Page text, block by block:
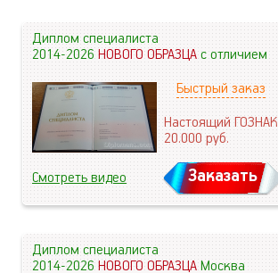
Диплом специалиста
2014-2026НОВОГО ОБРАЗЦАс отличием
Быстрый заказ
Настоящий ГОЗНАК
20.000руб.
Смотреть видео Заказать
Диплом специалиста
2014-2026НОВОГО ОБРАЗЦАМосква